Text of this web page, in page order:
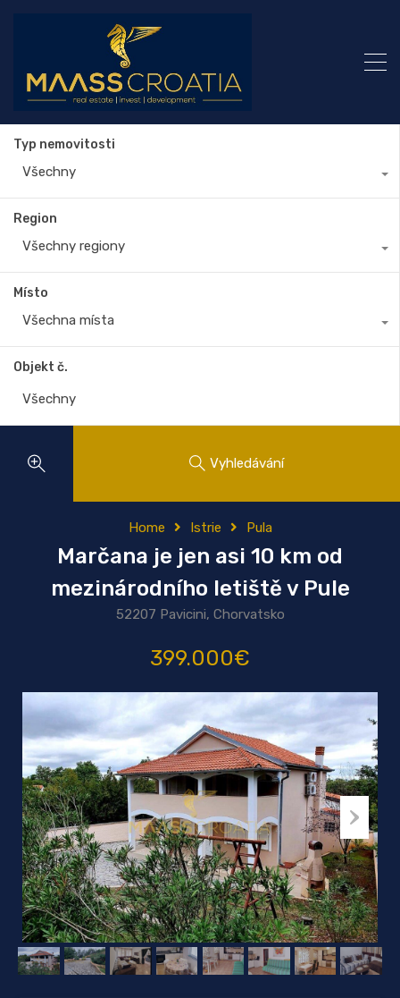
Typ nemovitosti
Všechny
Region
Všechny regiony
Místo
Všechna místa
Objekt č.
Vyhledávání
Home Istrie Pula
Marčana je jen asi 10 km od
mezinárodního letiště v Pule
52207 Pavicini, Chorvatsko
399.000€